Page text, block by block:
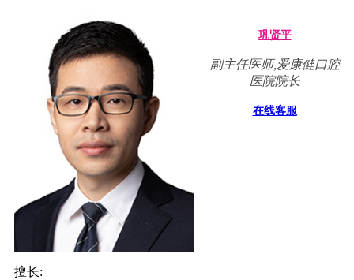
巩贤平
副主任医师,爱康健口腔
医院院长
在线客服
擅长: